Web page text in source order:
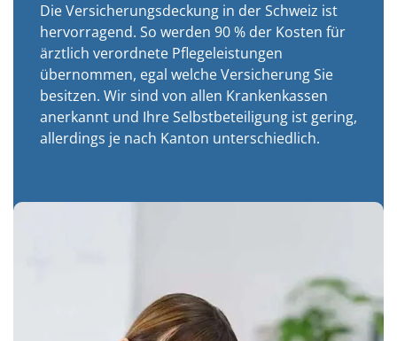
Die Versicherungsdeckung in der Schweiz ist
hervorragend. So werden 90 % der Kosten für
ärztlich verordnete Pflegeleistungen
übernommen, egal welche Versicherung Sie
besitzen. Wir sind von allen Krankenkassen
anerkannt und Ihre Selbstbeteiligung ist gering,
allerdings je nach Kanton unterschiedlich.